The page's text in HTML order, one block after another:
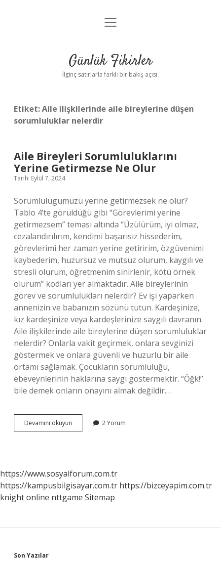
Anasayfa
Yasal Uyarı
menüyü
Günlük Fikirler
İlginç satırlarla farklı bir bakış açısı.
Etiket:Aile ilişkilerinde aile bireylerine düşen
sorumluluklar nelerdir
Aile Bireyleri Sorumluluklarını
Yerine Getirmezse Ne Olur
Tarih: Eylül 7, 2024
Sorumlulugumuzu yerine getirmezsek ne olur?
Tablo 4’te görüldüğü gibi “Görevlerimi yerine
getirmezsem” teması altında “Üzülürüm, iyi olmaz,
cezalandırılırım, kendimi başarısız hissederim,
görevlerimi her zaman yerine getiririm, özgüvenimi
kaybederim, huzursuz ve mutsuz olurum, kaygılı ve
stresli olurum, öğretmenim sinirlenir, kötü örnek
olurum” kodları yer almaktadır. Aile bireylerinin
görev ve sorumlulukları nelerdir? Ev işi yaparken
annenizin ve babanızın sözünü tutun. Kardeşinize,
kız kardeşinize veya kardeşlerinize saygılı davranın.
Aile ilişkilerinde aile bireylerine düşen sorumluluklar
nelerdir? Onlarla vakit geçirmek, onlara sevginizi
göstermek ve onlara güvenli ve huzurlu bir aile
ortamı sağlamak. Çocukların sorumluluğu,
ebeveynlerinin haklarına saygı göstermektir. “Öğk!”
bile demek onların onayını almak değildir.…
Devamını okuyun
Bireyleri
Olur
2 Yorum
https://www.sosyalforum.com.tr
https://kampusbilgisayar.com.tr https://bizceyapim.com.tr
knight online nttgame Sitemap
Son Yazılar